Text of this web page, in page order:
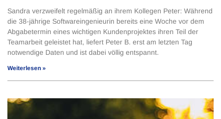
Sandra verzweifelt regelmäßig an ihrem Kollegen Peter: Während
die 38-jährige Softwareingenieurin bereits eine Woche vor dem
Abgabetermin eines wichtigen Kundenprojektes ihren Teil der
Teamarbeit geleistet hat, liefert Peter B. erst am letzten Tag
notwendige Daten und ist dabei völlig entspannt.
Weiterlesen »